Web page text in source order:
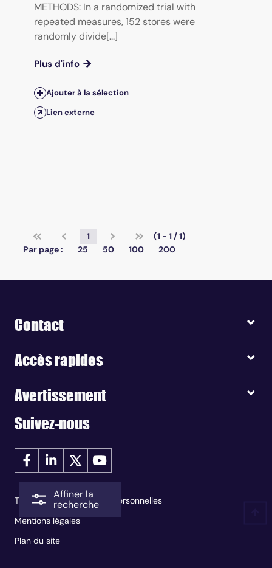
Affiner la
recherche
METHODS: In a randomized trial with
repeated measures, 152 stores were
randomly divide[...]
Plus d'info
Ajouter à la sélection
Lien externe
1
(1 - 1 / 1)
Par page :
25 50 100 200
Contact
Accès rapides
Avertissement
Suivez-nous
Traitement des données personnelles
Mentions légales
Plan du site